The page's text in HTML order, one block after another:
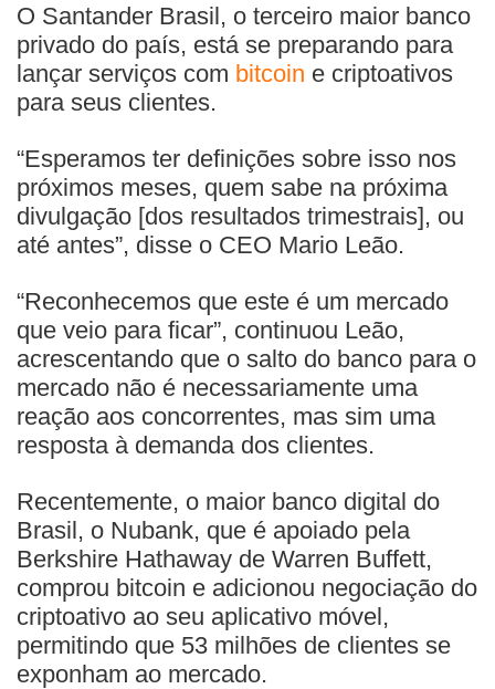
O Santander Brasil, o terceiro maior banco
privado do país, está se preparando para
lançar serviços com bitcoin e criptoativos
para seus clientes.
“Esperamos ter definições sobre isso nos
próximos meses, quem sabe na próxima
divulgação [dos resultados trimestrais], ou
até antes”, disse o CEO Mario Leão.
“Reconhecemos que este é um mercado
que veio para ficar”, continuou Leão,
acrescentando que o salto do banco para o
mercado não é necessariamente uma
reação aos concorrentes, mas sim uma
resposta à demanda dos clientes.
Recentemente, o maior banco digital do
Brasil, o Nubank, que é apoiado pela
Berkshire Hathaway de Warren Buffett,
comprou bitcoin e adicionou negociação do
criptoativo ao seu aplicativo móvel,
permitindo que 53 milhões de clientes se
exponham ao mercado.